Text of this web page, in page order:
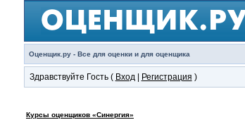
Оценщик.ру - Все для оценки и для оценщика
Здравствуйте Гость ( Вход| Регистрация )
Курсы оценщиков «Синергия»